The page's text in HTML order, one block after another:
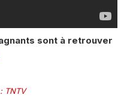
sont à retrouver
TNTV